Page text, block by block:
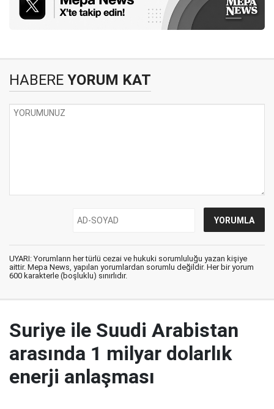
HABERE YORUM KAT
UYARI: Yorumların her türlü cezai ve hukuki sorumluluğu yazan kişiye
aittir. Mepa News, yapılan yorumlardan sorumlu değildir. Her bir yorum
600 karakterle (boşluklu) sınırlıdır.
Suriye ile Suudi Arabistan
arasında 1 milyar dolarlık
enerji anlaşması